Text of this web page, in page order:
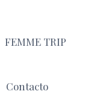
FEMME TRIP
Contacto